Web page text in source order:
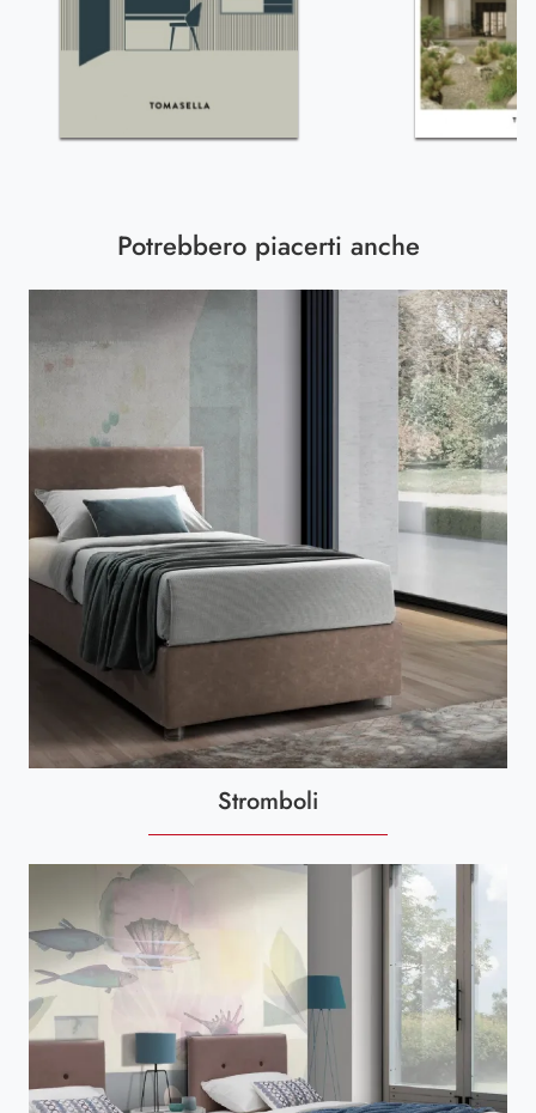
Potrebbero piacerti anche
Stromboli